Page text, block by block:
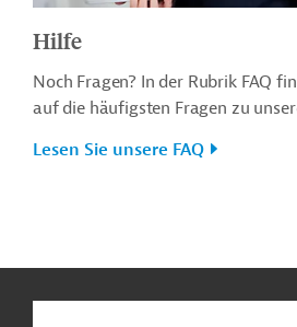
Hilfe
Noch Fragen? In der Rubrik FAQ
auf die häufigsten Fragen zu
Lesen Sie unsere FAQ